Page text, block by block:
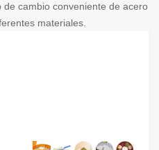
cambio conveniente de acero
materiales.